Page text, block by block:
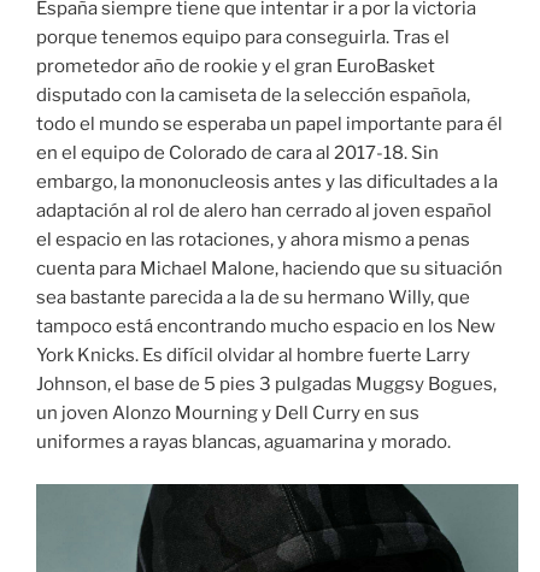
España siempre tiene que intentar ir a por la victoria
porque tenemos equipo para conseguirla. Tras el
prometedor año de rookie y el gran EuroBasket
disputado con la camiseta de la selección española,
todo el mundo se esperaba un papel importante para él
en el equipo de Colorado de cara al 2017-18. Sin
embargo, la mononucleosis antes y las dificultades a la
adaptación al rol de alero han cerrado al joven español
el espacio en las rotaciones, y ahora mismo a penas
cuenta para Michael Malone, haciendo que su situación
sea bastante parecida a la de su hermano Willy, que
tampoco está encontrando mucho espacio en los New
York Knicks. Es difícil olvidar al hombre fuerte Larry
Johnson, el base de 5 pies 3 pulgadas Muggsy Bogues,
un joven Alonzo Mourning y Dell Curry en sus
uniformes a rayas blancas, aguamarina y morado.